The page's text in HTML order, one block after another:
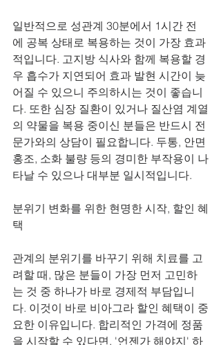
일반적으로 성관계 30분에서 1시간 전
에 공복 상태로 복용하는 것이 가장 효과
적입니다. 고지방 식사와 함께 복용할 경
우 흡수가 지연되어 효과 발현 시간이 늦
어질 수 있으니 주의하시는 것이 좋습니
다. 또한 심장 질환이 있거나 질산염 계열
의 약물을 복용 중이신 분들은 반드시 전
문가와의 상담이 필요합니다. 두통, 안면
홍조, 소화 불량 등의 경미한 부작용이 나
타날 수 있으나 대부분 일시적입니다.
분위기 변화를 위한 현명한 시작, 할인 혜
택
관계의 분위기를 바꾸기 위해 치료를 고
려할 때, 많은 분들이 가장 먼저 고민하
는 것 중 하나가 바로 경제적 부담입니
다. 이것이 바로 비아그라 할인 혜택이 중
요한 이유입니다. 합리적인 가격에 정품
을 시작할 수 있다면, '언젠가 해야지' 하